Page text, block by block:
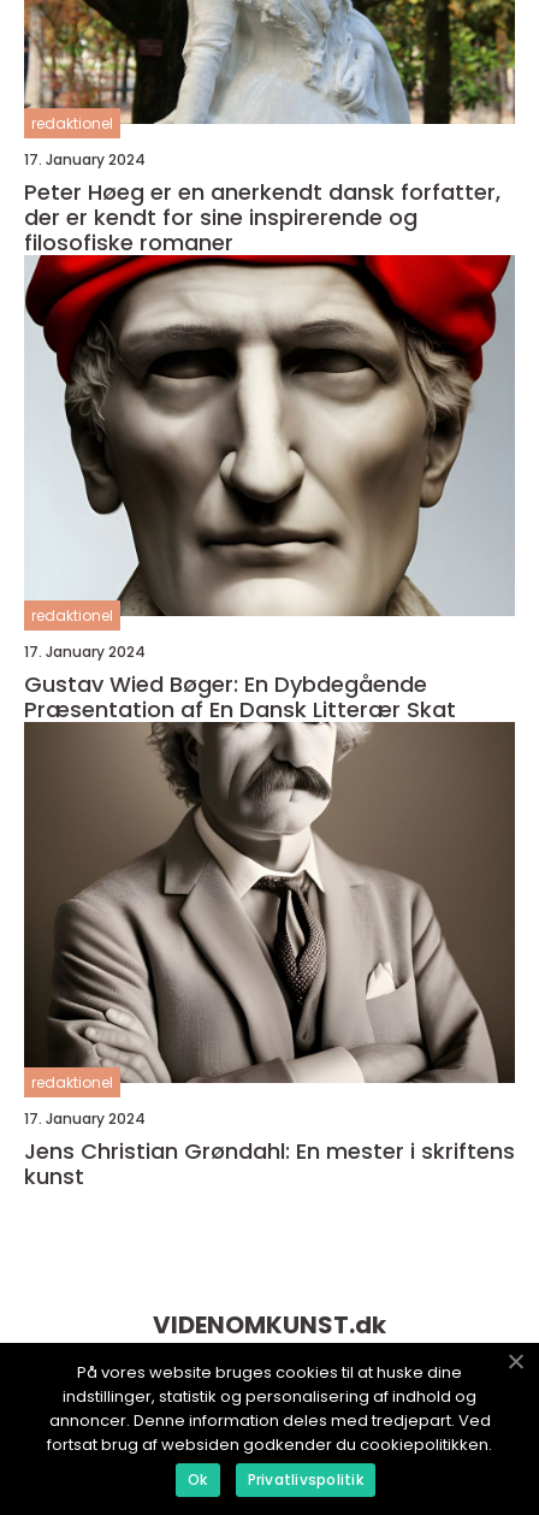
redaktionel
17. January 2024
Peter Høeg er en anerkendt dansk forfatter,
der er kendt for sine inspirerende og
filosofiske romaner
redaktionel
17. January 2024
Gustav Wied Bøger: En Dybdegående
Præsentation af En Dansk Litterær Skat
redaktionel
17. January 2024
Jens Christian Grøndahl: En mester i skriftens
kunst
VIDENOMKUNST.dk
På vores website bruges cookies til at huske dine
indstillinger, statistik og personalisering af indhold og
annoncer. Denne information deles med tredjepart. Ved
fortsat brug af websiden godkender du cookiepolitikken.
Ok Privatlivspolitik